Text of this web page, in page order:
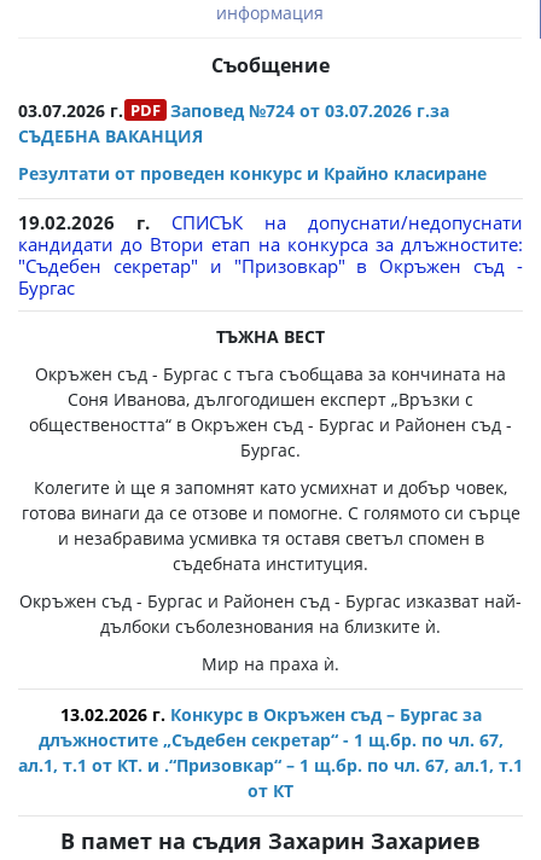
информация
Съобщение
03.07.2026 г.
Заповед №724 от 03.07.2026 г.за
СЪДЕБНА ВАКАНЦИЯ
Резултати от проведен конкурс и Крайно класиране
19.02.2026 г.
СПИСЪК на допуснати/недопуснати
кандидати до Втори етап на конкурса за длъжностите:
"Съдебен секретар" и "Призовкар" в Окръжен съд -
Бургас
ТЪЖНА ВЕСТ
Окръжен съд - Бургас с тъга съобщава за кончината на
Соня Иванова, дългогодишен експерт „Връзки с
обществеността“ в Окръжен съд - Бургас и Районен съд -
Бургас.
Колегите ѝ ще я запомнят като усмихнат и добър човек,
готова винаги да се отзове и помогне. С голямото си сърце
и незабравима усмивка тя оставя светъл спомен в
съдебната институция.
Окръжен съд - Бургас и Районен съд - Бургас изказват най-
дълбоки съболезнования на близките ѝ.
Мир на праха ѝ.
13.02.2026 г. Конкурс в Окръжен съд – Бургас за
длъжностите „Съдебен секретар“ - 1 щ.бр. по чл. 67,
ал.1, т.1 от КТ. и .“Призовкар“ – 1 щ.бр. по чл. 67, ал.1, т.1
от КТ
В памет на съдия Захарин Захариев